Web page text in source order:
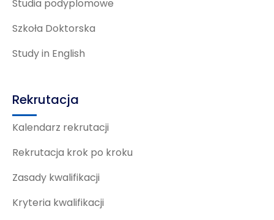
Studia podyplomowe
Szkoła Doktorska
Study in English
Rekrutacja
Kalendarz rekrutacji
Rekrutacja krok po kroku
Zasady kwalifikacji
Kryteria kwalifikacji